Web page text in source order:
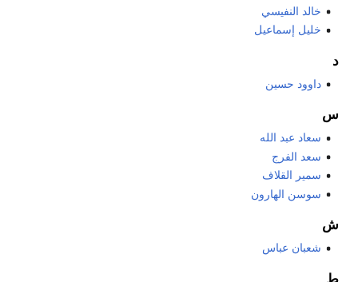
خالد النفيسي
خليل إسماعيل
د
داوود حسين
س
سعاد عبد الله
سعد الفرج
سمير القلاف
سوسن الهارون
ش
شعبان عباس
ط